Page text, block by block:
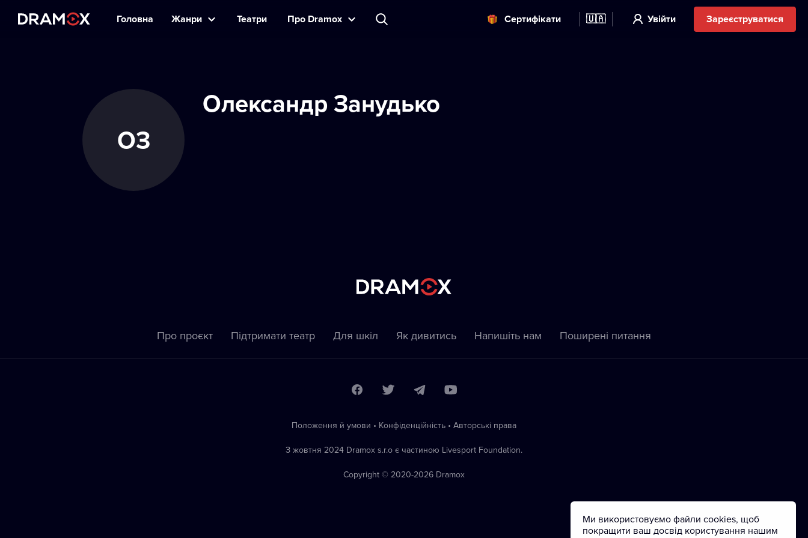
Головна Жанри Театри Прo Dramox Cертифікати 🇺🇦 Увійти Зареєструватися
ОЗ
Олександр Занудько
Про проєкт Підтримати театр Для шкіл Як дивитись Напишіть нам Пoширені питання
Положення й умови • Конфіденційність • Автoрські права
З жовтня 2024 Dramox s.r.o є частиною Livesport Foundation.
Copyright © 2020-2026 Dramox
Ми використовуємо файли cookies, щоб
покращити ваш досвід користування нашим